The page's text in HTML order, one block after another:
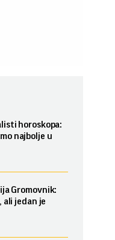
horoskopa:
najbolje u
Gromovnik:
ali jedan je